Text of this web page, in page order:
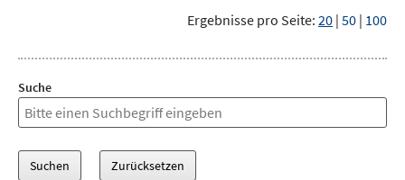
Ergebnisse pro Seite: 20 | 50 | 100
Suche